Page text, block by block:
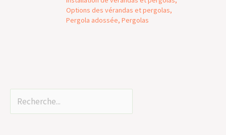
Options des vérandas et pergolas,
Pergola adossée, Pergolas